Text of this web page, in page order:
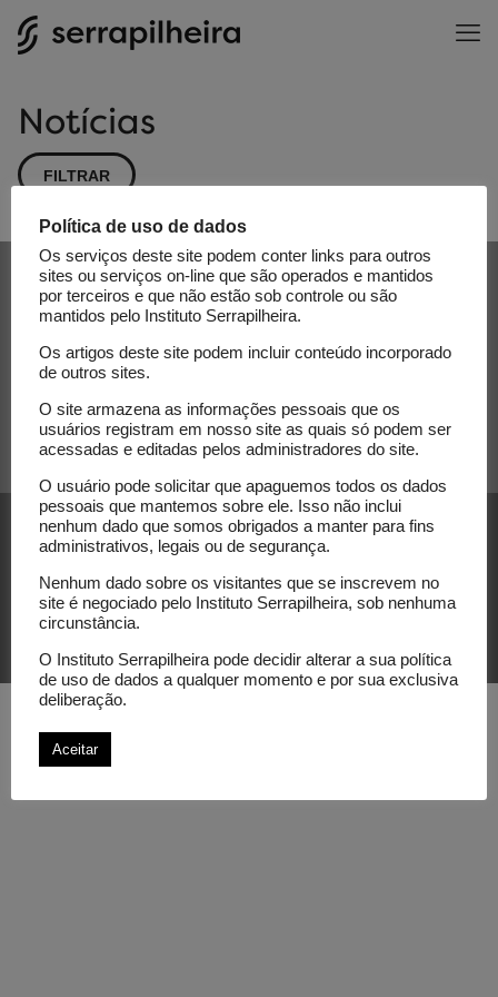
Notícias
FILTRAR
Subscribe to our newsletter
© Instituto Serrapilheira. All rights reserved.
Política de uso de dados
Os serviços deste site podem conter links para outros
sites ou serviços on-line que são operados e mantidos
por terceiros e que não estão sob controle ou são
mantidos pelo Instituto Serrapilheira.
Os artigos deste site podem incluir conteúdo incorporado
de outros sites.
O site armazena as informações pessoais que os
usuários registram em nosso site as quais só podem ser
acessadas e editadas pelos administradores do site.
O usuário pode solicitar que apaguemos todos os dados
pessoais que mantemos sobre ele. Isso não inclui
nenhum dado que somos obrigados a manter para fins
administrativos, legais ou de segurança.
Nenhum dado sobre os visitantes que se inscrevem no
site é negociado pelo Instituto Serrapilheira, sob nenhuma
circunstância.
O Instituto Serrapilheira pode decidir alterar a sua política
de uso de dados a qualquer momento e por sua exclusiva
deliberação.
Aceitar